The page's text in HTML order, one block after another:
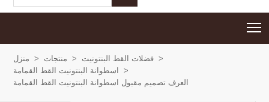
منزل > منتجات > فضلات القط البنتونيت >
اسطوانة البنتونيت القط القمامة
>
العرف تصميم مقبول اسطوانة البنتونيت القط القمامة